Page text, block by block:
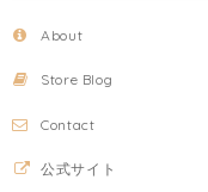
About
Store Blog
Contact
公式サイト